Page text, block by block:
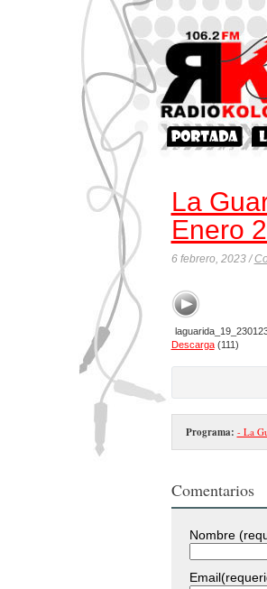
La
Enero
6 febrero, 2023 /
Descarga(111)
Programa: - La
Comentarios
Nombre